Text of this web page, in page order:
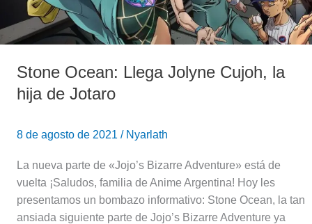
Stone Ocean: Llega Jolyne Cujoh, la
hija de Jotaro
8 de agosto de 2021 / Nyarlath
La nueva parte de «Jojo’s Bizarre Adventure» está de
vuelta ¡Saludos, familia de Anime Argentina! Hoy les
presentamos un bombazo informativo: Stone Ocean, la tan
ansiada siguiente parte de Jojo’s Bizarre Adventure ya